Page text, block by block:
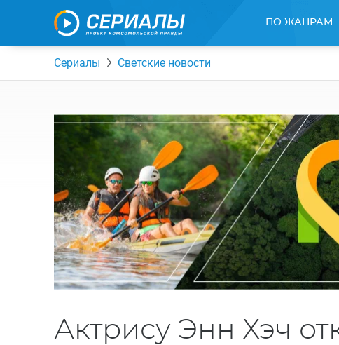
ПО ЖАНРАМ
Сериалы Светские новости
Актрису Энн Хэч